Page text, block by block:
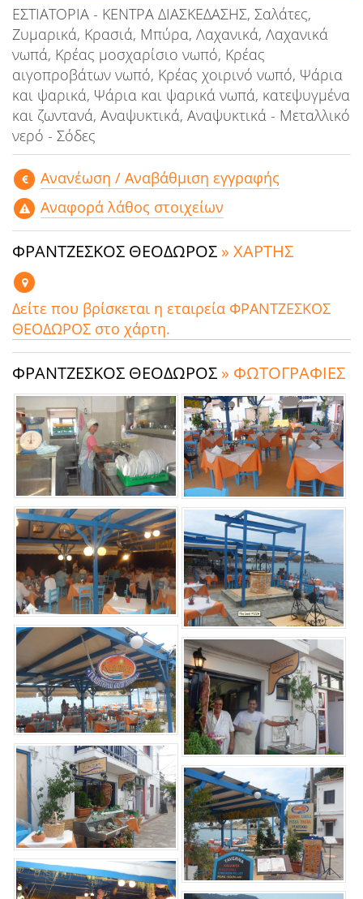
ΕΣΤΙΑΤΟΡΙΑ - ΚΕΝΤΡΑ ΔΙΑΣΚΕΔΑΣΗΣ, Σαλάτες,
Ζυμαρικά, Κρασιά, Μπύρα, Λαχανικά, Λαχανικά
νωπά, Κρέας μοσχαρίσιο νωπό, Κρέας
αιγοπροβάτων νωπό, Κρέας χοιρινό νωπό, Ψάρια
και ψαρικά, Ψάρια και ψαρικά νωπά, κατεψυγμένα
και ζωντανά, Αναψυκτικά, Αναψυκτικά - Μεταλλικό
νερό - Σόδες
Aνανέωση / Αναβάθμιση εγγραφής
Αναφορά λάθος στοιχείων
ΦΡΑΝΤΖΕΣΚΟΣ ΘΕΟΔΩΡΟΣ » ΧΑΡΤΗΣ
Δείτε που βρίσκεται η εταιρεία ΦΡΑΝΤΖΕΣΚΟΣ
ΘΕΟΔΩΡΟΣ στο χάρτη.
ΦΡΑΝΤΖΕΣΚΟΣ ΘΕΟΔΩΡΟΣ » ΦΩΤΟΓΡΑΦΙΕΣ